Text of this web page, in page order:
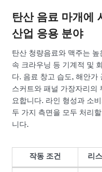
탄산 음료 마개에
산업 응용 분야
탄산 청량음료와 맥주는
속 크라우닝 등 기계적 및
다. 음료 창고 습도, 해안가
스커트와 패널 가장자리의
요합니다. 라인 형성과 소
두 가지 측면을 모두 처리
니다.
작동 조건 리